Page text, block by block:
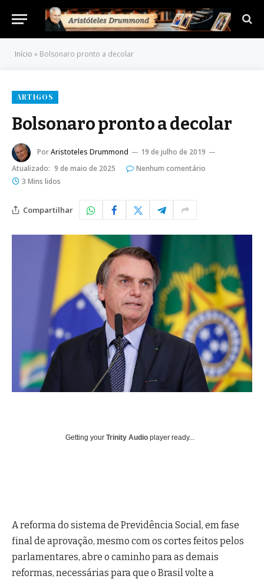
Início » Bolsonaro pronto a decolar
ARTIGOS
Bolsonaro pronto a decolar
PorAristoteles Drummond
19 de julho de 2019
Atualizado: 9 de maio de 2025
Nenhum comentário
3 Mins lidos
Compartilhar
Getting your Trinity Audio player ready...
A reforma do sistema de Previdência Social, em fase
final de aprovação, mesmo com os cortes feitos pelos
parlamentares, abre o caminho para as demais
reformas, necessárias para que o Brasil volte a